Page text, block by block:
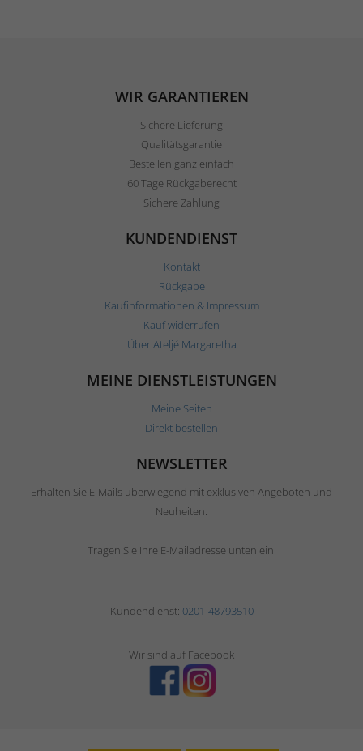
WIR GARANTIEREN
Sichere Lieferung
Qualitätsgarantie
Bestellen ganz einfach
60 Tage Rückgaberecht
Sichere Zahlung
KUNDENDIENST
Kontakt
Rückgabe
Kaufinformationen & Impressum
Kauf widerrufen
Über Ateljé Margaretha
MEINE DIENSTLEISTUNGEN
Meine Seiten
Direkt bestellen
NEWSLETTER
Erhalten Sie E-Mails überwiegend mit exklusiven Angeboten und
Neuheiten.
Tragen Sie Ihre E-Mailadresse unten ein.
Kundendienst: 0201-48793510
Wir sind auf Facebook